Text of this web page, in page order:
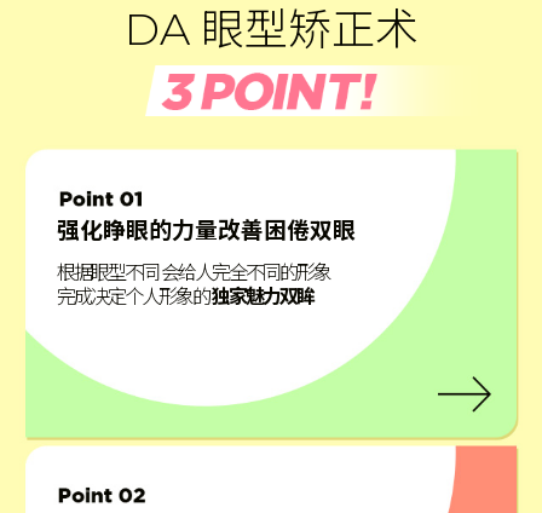
DA 眼型矫正术
强化睁眼的力量改善困倦双眼
根据眼型不同 会给人完全不同的形象
完成决定个人形象的独家魅力双眸